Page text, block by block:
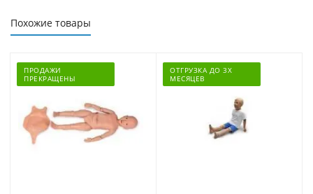
Похожие товары
ПРОДАЖИ
ПРЕКРАЩЕНЫ
ОТГРУЗКА ДО 3Х
МЕСЯЦЕВ